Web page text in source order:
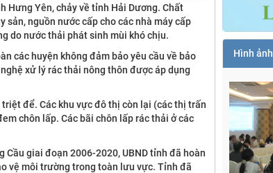
Hưng Yên, chảy về tỉnh Hải Dương. Chất
nguồn nước cấp cho các nhà máy cấp
do nước thải phát sinh mùi khó chịu.
các huyện không đảm bảo yêu cầu về bảo
xử lý rác thải nông thôn được áp dụng
để. Các khu vực đô thị còn lại (các thị trấn
chôn lấp. Các bãi chôn lấp rác thải ở các
giai đoạn 2006-2020, UBND tỉnh đã hoàn
vệ môi trường trong toàn lưu vực. Tỉnh đã
Hình ảnh